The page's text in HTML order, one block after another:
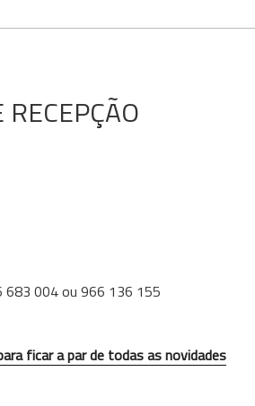
683 004 ou 966 136 155
ficar a par de todas as novidades